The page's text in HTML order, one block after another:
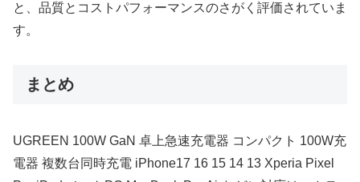
と、品質とコストパフォーマンスのさがく評価されていま
す。
まとめ
UGREEN 100W GaN 卓上急速充電器 コンパクト 100W充
電器 複数台同時充電 iPhone17 16 15 14 13 Xperia Pixel